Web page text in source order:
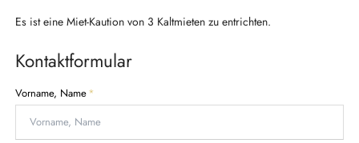
Es ist eine Miet-Kaution von 3 Kaltmieten zu entrichten.
Kontaktformular
P
f
i
Vorname, Name*